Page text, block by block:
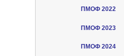
ПМОФ 2022
ПМОФ 2023
ПМОФ 2024